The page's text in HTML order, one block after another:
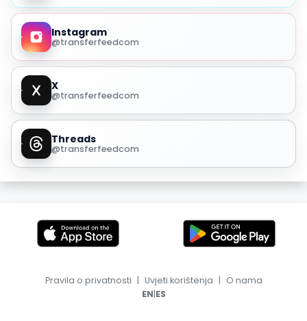
Instagram
@transferfeedcom
X
@transferfeedcom
Threads
@transferfeedcom
Pravila o privatnosti | Uvjeti korištenja | O nama
EN|ES